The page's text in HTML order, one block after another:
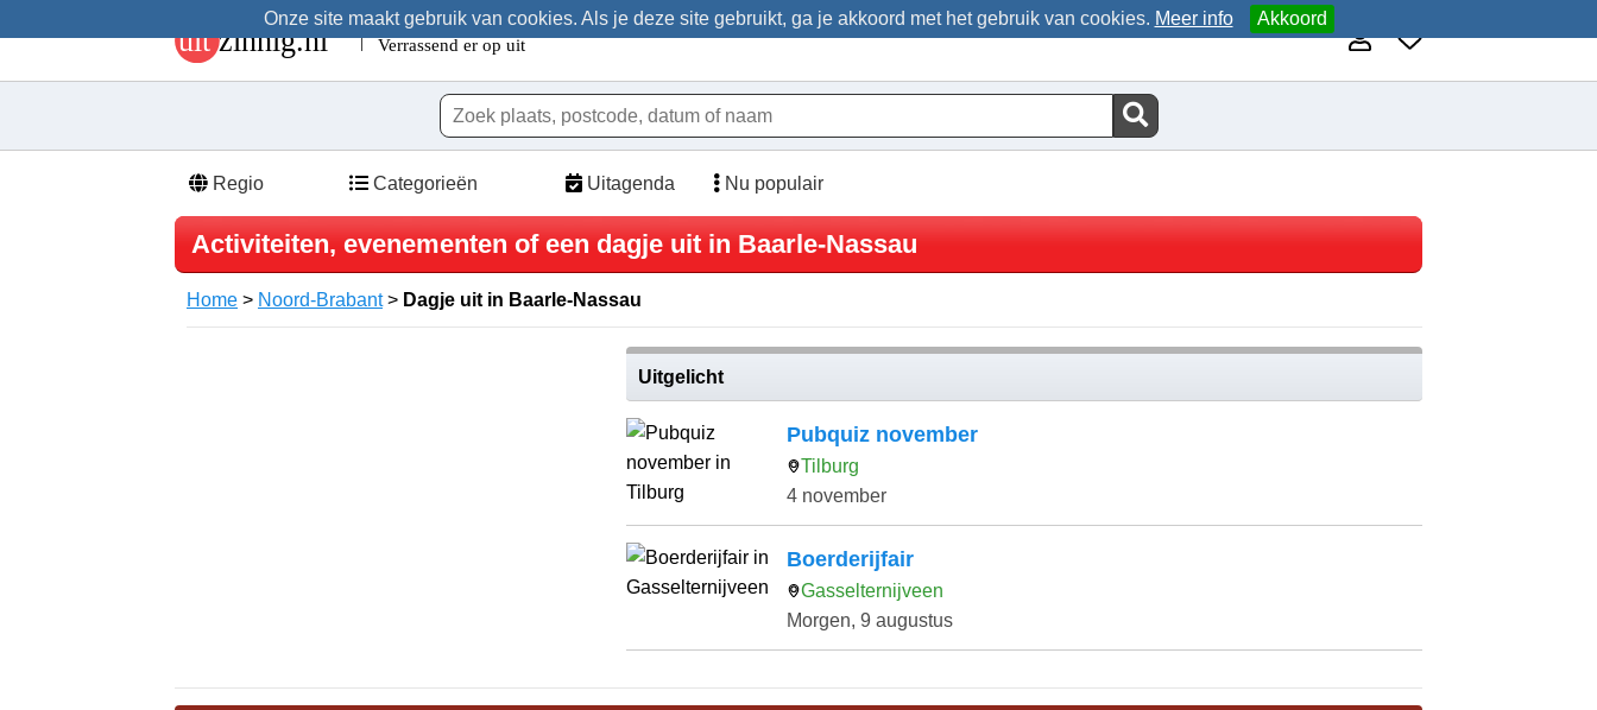
Onze site maakt gebruik van cookies. Als je deze site gebruikt, ga je akkoord met het gebruik van cookies. Meer info Akkoord
Regio Categorieën Uitagenda Nu populair
Activiteiten, evenementen of een dagje uit in Baarle-Nassau
Home > Noord-Brabant> Dagje uit in Baarle-Nassau
Uitgelicht
Pubquiz november
Tilburg
4 november
Boerderijfair
Gasselternijveen
Morgen, 9 augustus